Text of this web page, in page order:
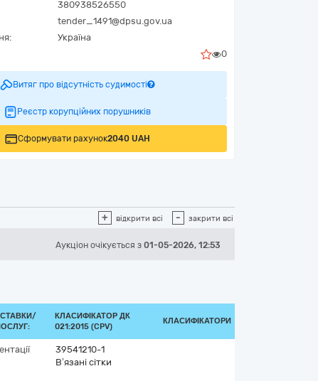
380938526550
tender_1491@dpsu.gov.ua
Україна
0
Витяг про відсутність судимості
Реєстр корупційних порушників
Сформувати рахунок2040 UAH
+ відкрити всі - закрити всі
Аукціон очікується з 01-05-2026, 12:53
КЛАСИФІКАТОР ДК
021:2015 (CPV)
КЛАСИФІКАТОРИ
39541210-1
В’язані сітки